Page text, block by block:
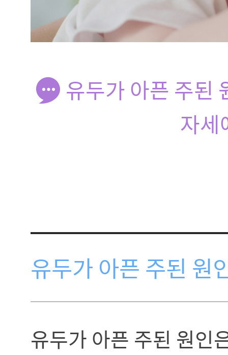
유두가 아픈 주된
자세
유두가 아픈 주된 원
유두가 아픈 주된 원인